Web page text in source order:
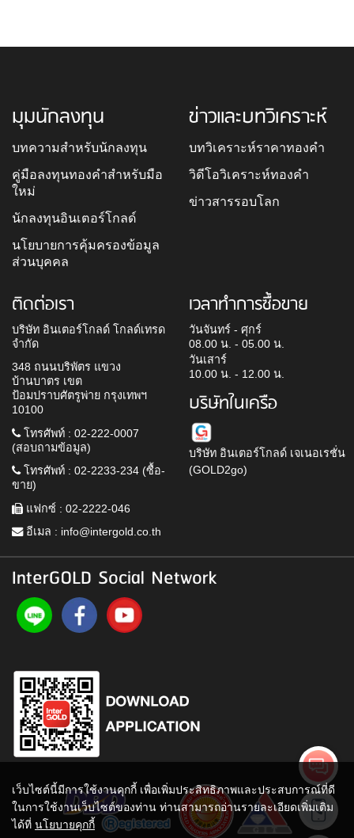
มุมนักลงทุน
บทความสำหรับนักลงทุน
คู่มือลงทุนทองคำสำหรับมือ
ใหม่
นักลงทุนอินเตอร์โกลด์
นโยบายการคุ้มครองข้อมูล
ส่วนบุคคล
ข่าวและบทวิเคราะห์
บทวิเคราะห์ราคาทองคำ
วิดีโอวิเคราะห์ทองคำ
ข่าวสารรอบโลก
ติดต่อเรา
บริษัท อินเตอร์โกลด์ โกลด์เทรด
จำกัด
348 ถนนบริพัตร แขวง
บ้านบาตร เขต
ป้อมปราบศัตรูพ่าย กรุงเทพฯ
10100
โทรศัพท์ : 02-222-0007
(สอบถามข้อมูล)
โทรศัพท์ : 02-2233-234 (ซื้อ-
ขาย)
แฟกซ์ : 02-2222-046
อีเมล : info@intergold.co.th
เวลาทำการซื้อขาย
วันจันทร์ - ศุกร์
08.00 น. - 05.00 น.
วันเสาร์
10.00 น. - 12.00 น.
บริษัทในเครือ
บริษัท อินเตอร์โกลด์ เจเนอเรชั่น
(GOLD2go)
InterGOLD Social Network
เว็บไซต์นี้มีการใช้งานคุกกี้ เพื่อเพิ่มประสิทธิภาพและประสบการณ์ที่ดี
ในการใช้งานเว็บไซต์ของท่าน ท่านสามารถอ่านรายละเอียดเพิ่มเติม
ได้ที่ นโยบายคุกกี้